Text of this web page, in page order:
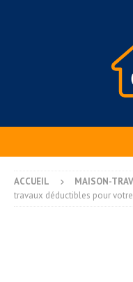
ACCUEIL MAISON-
travaux déductibles pour